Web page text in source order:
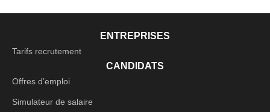
ENTREPRISES
Tarifs recrutement
CANDIDATS
Offres d’emploi
Simulateur de salaire